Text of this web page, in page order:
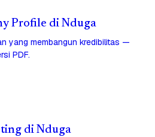
Profile di Nduga
yang membangun kredibilitas —
PDF.
di Nduga